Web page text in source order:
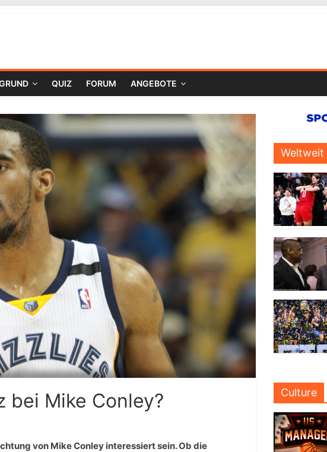
QUIZ FORUM ANGEBOTE
bei Mike Conley?
von Mike Conley interessiert sein. Ob die
Weltweit
Culture